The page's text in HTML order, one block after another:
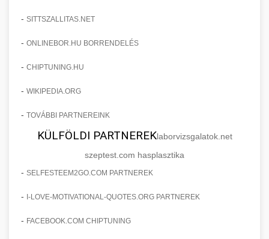
- SITTSZALLITAS.NET
- ONLINEBOR.HU BORRENDELÉS
- CHIPTUNING.HU
- WIKIPEDIA.ORG
- TOVÁBBI PARTNEREINK
KÜLFÖLDI PARTNEREKlaborvizsgalatok.net
szeptest.com hasplasztika
- SELFESTEEM2GO.COM PARTNEREK
- I-LOVE-MOTIVATIONAL-QUOTES.ORG PARTNEREK
- FACEBOOK.COM CHIPTUNING